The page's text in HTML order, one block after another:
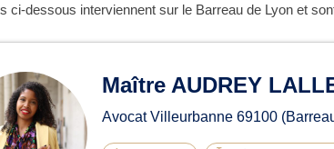
ci-dessous interviennent sur le Barreau de Lyon et
à Villeurbanne
Maître AUDREY
Avocat Villeurbanne 69100